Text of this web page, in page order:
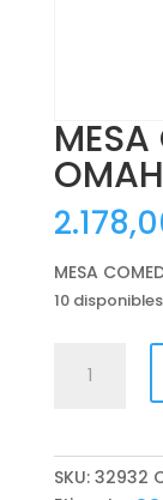
MESA
10 disponibles
COMEDOR
SKU: 32932